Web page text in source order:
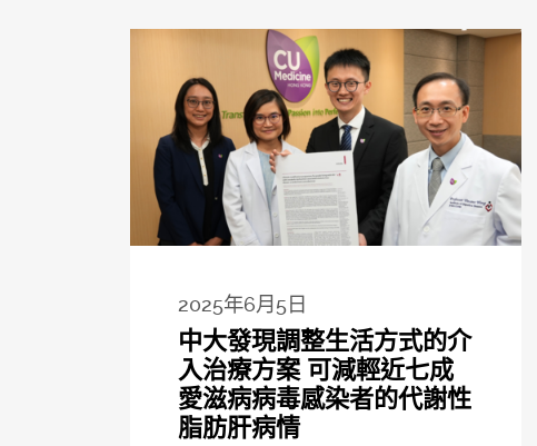
2025年6月5日
中大發現調整生活方式的介
入治療方案 可減輕近七成
愛滋病病毒感染者的代謝性
脂肪肝病情